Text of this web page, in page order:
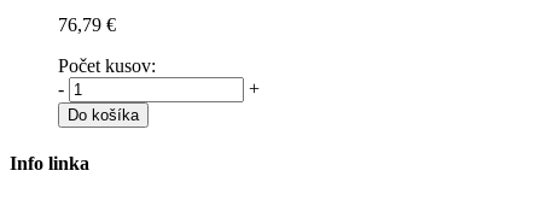
76,79 €
Počet kusov:
-
+
Do košíka
Info linka